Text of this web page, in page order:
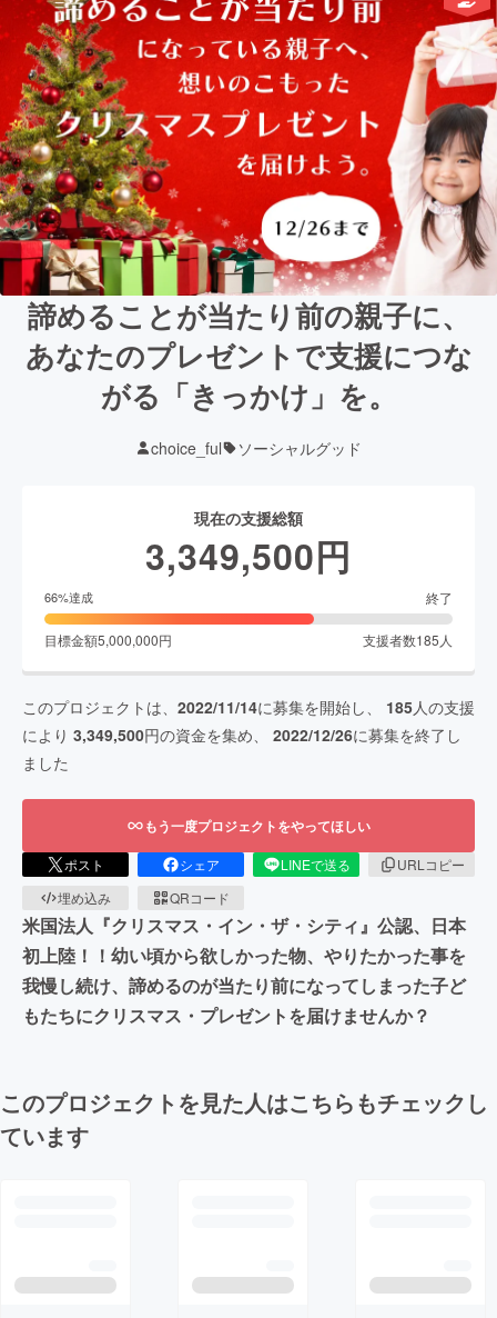
諦めることが当たり前の親子に、
あなたのプレゼントで支援につな
がる「きっかけ」を。
choice_ful ソーシャルグッド
現在の支援総額
3,349,500円
66%達成 終了
目標金額5,000,000円 支援者数185 人
このプロジェクトは、 2022/11/14に募集を開始し、 185人の支援
により 3,349,500円の資金を集め、 2022/12/26に募集を終了し
ました
もう一度プロジェクトをやってほしい
ポスト シェア LINEで送る
URLコピー
埋め込み
QRコード
米国法人『クリスマス・イン・ザ・シティ』公認、日本
初上陸！！幼い頃から欲しかった物、やりたかった事を
我慢し続け、諦めるのが当たり前になってしまった子ど
もたちにクリスマス・プレゼントを届けませんか？
このプロジェクトを見た人はこちらもチェックし
ています